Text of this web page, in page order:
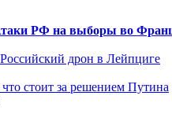
РФ на выборы во
дрон в Лейпциге
стоит за решением Путина